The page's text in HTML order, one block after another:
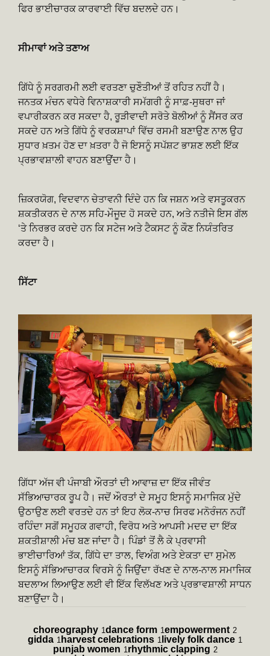
ਫਿਰ ਭਾਈਚਾਰਕ ਕਾਰਵਾਈ ਵਿੱਚ ਬਦਲਦੇ ਹਨ।
ਸੀਮਾਵਾਂ ਅਤੇ ਤਣਾਅ
ਗਿੱਧੇ ਨੂੰ ਸਰਗਰਮੀ ਲਈ ਵਰਤਣਾ ਚੁਣੌਤੀਆਂ ਤੋਂ ਰਹਿਤ ਨਹੀਂ ਹੈ।
ਜਨਤਕ ਮੰਚਨ ਵਧੇਰੇ ਵਿਨਾਸ਼ਕਾਰੀ ਸਮੱਗਰੀ ਨੂੰ ਸਾਫ਼-ਸੁਥਰਾ ਜਾਂ
ਵਪਾਰੀਕਰਨ ਕਰ ਸਕਦਾ ਹੈ, ਰੂੜੀਵਾਦੀ ਸਰੋਤੇ ਬੋਲੀਆਂ ਨੂੰ ਸੈਂਸਰ ਕਰ
ਸਕਦੇ ਹਨ ਅਤੇ ਗਿੱਧੇ ਨੂੰ ਵਰਕਸ਼ਾਪਾਂ ਵਿੱਚ ਰਸਮੀ ਬਣਾਉਣ ਨਾਲ ਉਹ
ਸੁਧਾਰ ਖ਼ਤਮ ਹੋਣ ਦਾ ਖ਼ਤਰਾ ਹੈ ਜੋ ਇਸਨੂੰ ਸਪੱਸ਼ਟ ਭਾਸ਼ਣ ਲਈ ਇੱਕ
ਪ੍ਰਭਾਵਸ਼ਾਲੀ ਵਾਹਨ ਬਣਾਉਂਦਾ ਹੈ।
ਜ਼ਿਕਰਯੋਗ, ਵਿਦਵਾਨ ਚੇਤਾਵਨੀ ਦਿੰਦੇ ਹਨ ਕਿ ਜਸ਼ਨ ਅਤੇ ਵਸਤੂਕਰਨ
ਸ਼ਕਤੀਕਰਨ ਦੇ ਨਾਲ ਸਹਿ-ਮੌਜੂਦ ਹੋ ਸਕਦੇ ਹਨ, ਅਤੇ ਨਤੀਜੇ ਇਸ ਗੱਲ
‘ਤੇ ਨਿਰਭਰ ਕਰਦੇ ਹਨ ਕਿ ਸਟੇਜ ਅਤੇ ਟੈਕਸਟ ਨੂੰ ਕੌਣ ਨਿਯੰਤਰਿਤ
ਕਰਦਾ ਹੈ।
ਸਿੱਟਾ
ਗਿੱਧਾ ਅੱਜ ਵੀ ਪੰਜਾਬੀ ਔਰਤਾਂ ਦੀ ਆਵਾਜ਼ ਦਾ ਇੱਕ ਜੀਵੰਤ
ਸੱਭਿਆਚਾਰਕ ਰੂਪ ਹੈ। ਜਦੋਂ ਔਰਤਾਂ ਦੇ ਸਮੂਹ ਇਸਨੂੰ ਸਮਾਜਿਕ ਮੁੱਦੇ
ਉਠਾਉਣ ਲਈ ਵਰਤਦੇ ਹਨ ਤਾਂ ਇਹ ਲੋਕ-ਨਾਚ ਸਿਰਫ ਮਨੋਰੰਜਨ ਨਹੀਂ
ਰਹਿੰਦਾ ਸਗੋਂ ਸਮੂਹਕ ਗਵਾਹੀ, ਵਿਰੋਧ ਅਤੇ ਆਪਸੀ ਮਦਦ ਦਾ ਇੱਕ
ਸ਼ਕਤੀਸ਼ਾਲੀ ਮੰਚ ਬਣ ਜਾਂਦਾ ਹੈ। ਪਿੰਡਾਂ ਤੋਂ ਲੈ ਕੇ ਪ੍ਰਵਾਸੀ
ਭਾਈਚਾਰਿਆਂ ਤੱਕ, ਗਿੱਧੇ ਦਾ ਤਾਲ, ਵਿਅੰਗ ਅਤੇ ਏਕਤਾ ਦਾ ਸੁਮੇਲ
ਇਸਨੂੰ ਸੱਭਿਆਚਾਰਕ ਵਿਰਸੇ ਨੂੰ ਜਿਉਂਦਾ ਰੱਖਣ ਦੇ ਨਾਲ-ਨਾਲ ਸਮਾਜਿਕ
ਬਦਲਾਅ ਲਿਆਉਣ ਲਈ ਵੀ ਇੱਕ ਵਿਲੱਖਣ ਅਤੇ ਪ੍ਰਭਾਵਸ਼ਾਲੀ ਸਾਧਨ
ਬਣਾਉਂਦਾ ਹੈ।
choreography 1dance form 1empowerment 2
gidda 1 harvest celebrations 1 lively folk dance 1
punjab women 1rhythmic clapping 2